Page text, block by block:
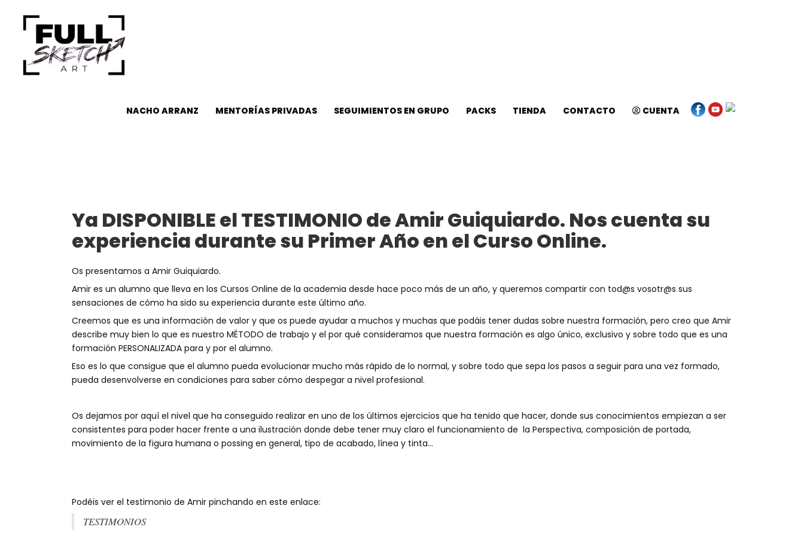
NACHO ARRANZ MENTORÍAS PRIVADAS SEGUIMIENTOS EN GRUPO PACKS TIENDA CONTACTO CUENTA
Ya DISPONIBLE el TESTIMONIO de Amir Guiquiardo. Nos cuenta su
experiencia durante su Primer Año en el Curso Online.
Os presentamos a Amir Guiquiardo.
Amir es un alumno que lleva en los Cursos Online de la academia desde hace poco más de un año, y queremos compartir con tod@s vosotr@s sus
sensaciones de cómo ha sido su experiencia durante este último año.
Creemos que es una información de valor y que os puede ayudar a muchos y muchas que podáis tener dudas sobre nuestra formación, pero creo que Amir
describe muy bien lo que es nuestro MÉTODO de trabajo y el por qué consideramos que nuestra formación es algo único, exclusivo y sobre todo que es una
formación PERSONALIZADA para y por el alumno.
Eso es lo que consigue que el alumno pueda evolucionar mucho más rápido de lo normal, y sobre todo que sepa los pasos a seguir para una vez formado,
pueda desenvolverse en condiciones para saber cómo despegar a nivel profesional.
Os dejamos por aquí el nivel que ha conseguido realizar en uno de los últimos ejercicios que ha tenido que hacer, donde sus conocimientos empiezan a ser
consistentes para poder hacer frente a una ilustración donde debe tener muy claro el funcionamiento de la Perspectiva, composición de portada,
movimiento de la figura humana o possing en general, tipo de acabado, línea y tinta…
Podéis ver el testimonio de Amir pinchando en este enlace:
TESTIMONIOS